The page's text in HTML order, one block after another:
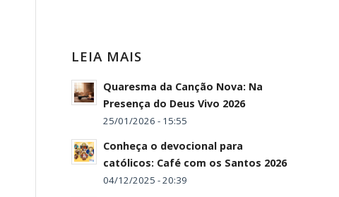
LEIA MAIS
Quaresma da Canção Nova: Na
Presença do Deus Vivo 2026
25/01/2026 - 15:55
Conheça o devocional para
católicos: Café com os Santos 2026
04/12/2025 - 20:39